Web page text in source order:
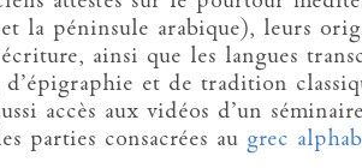
la péninsule arabique), leurs
ainsi que les langues
d’épigraphie et de tradition
accès aux vidéos d’un
parties consacrées au grec